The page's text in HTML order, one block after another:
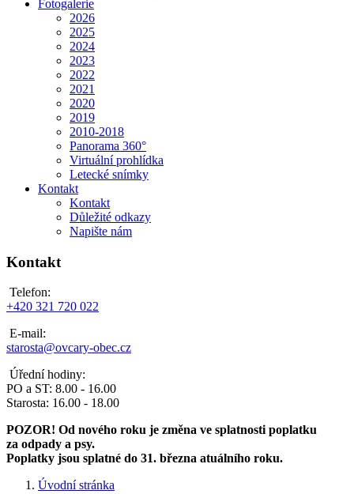
Fotogalerie
2026
2025
2024
2023
2022
2021
2020
2019
2010-2018
Panorama 360°
Virtuální prohlídka
Letecké snímky
Kontakt
Kontakt
Důležité odkazy
Napište nám
Kontakt
Telefon:
+420 321 720 022
E-mail:
starosta@ovcary-obec.cz
Úřední hodiny:
PO a ST: 8.00 - 16.00
Starosta: 16.00 - 18.00
POZOR! Od nového roku je změna ve splatnosti poplatku
za odpady a psy.
Poplatky jsou splatné do 31. března atuálního roku.
Úvodní stránka